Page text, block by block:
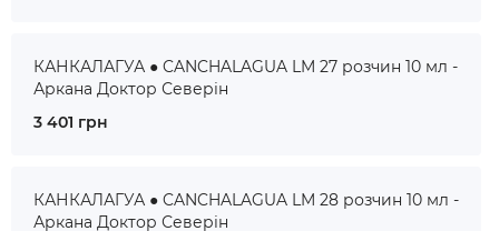
КАНКАЛАГУА ● CANCHALAGUA LM 27 розчин 10 мл -
Аркана Доктор Северін
3 401 грн
КАНКАЛАГУА ● CANCHALAGUA LM 28 розчин 10 мл -
Аркана Доктор Северін